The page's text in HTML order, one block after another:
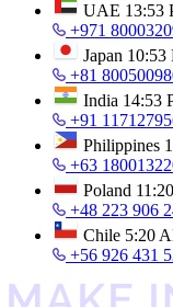
UAE 13:53
+971
Japan 10:53
+81
India 14:53
+91
Philippines
+63
Poland
+48 223 906
Chile 5:20
+56 926 431